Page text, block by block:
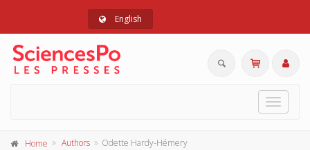
English
Toggle
Home Authors Odette Hardy-Hémery